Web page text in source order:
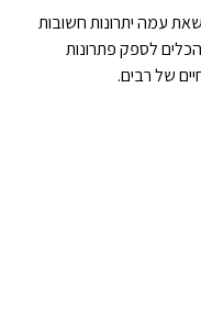
עמה יתרונות חשובות
לספק פתרונות
של רבים.